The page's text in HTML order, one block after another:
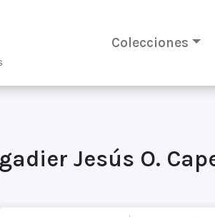
Colecciones
Jesús O.